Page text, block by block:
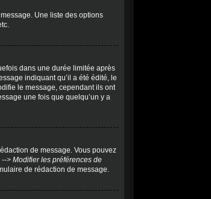
Une liste des options
dans une durée limitée après
indiquant qu’il a été édité, le
le message, cependant ils ont
une fois que quelqu’un y a
de message. Vous pouvez
> Modifier les préférences de
de rédaction de message.